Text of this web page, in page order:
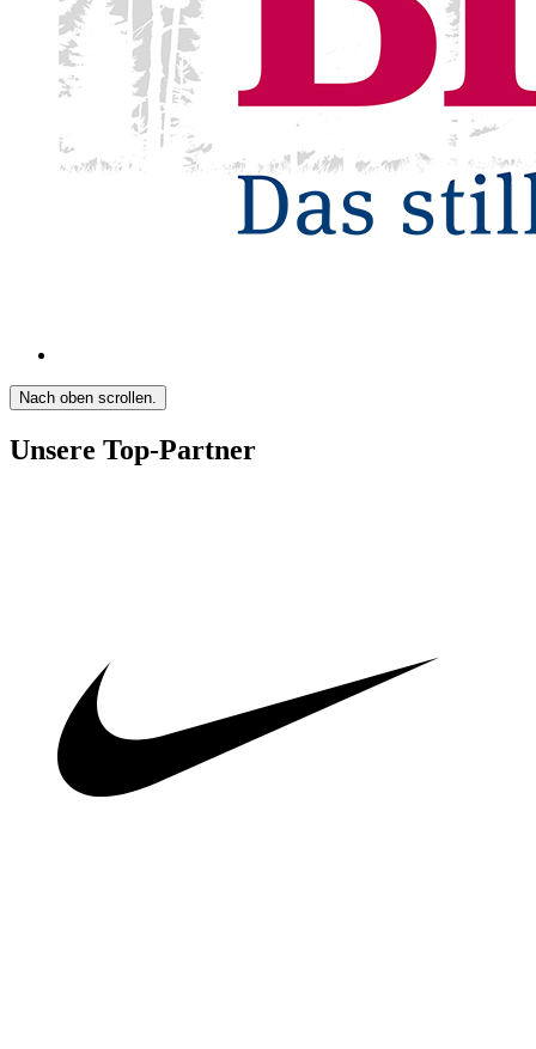
Nach oben scrollen.
Unsere Top-Partner